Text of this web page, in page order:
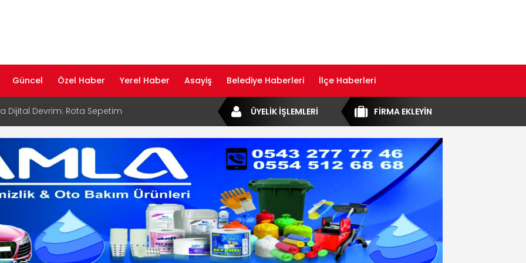
Güncel Özel Haber Yerel Haber Asayiş Belediye Haberleri İlçe Haberleri
Dijital Devrim: Rota Sepetim
Bölge Müdürü Makam Koltuğunu
Rehberi ile Google ve Yapay Zeka
Öne Çıkın
Rehberi Hizmete Girdi
Yayın Hayatına Başladı | Hızlı ve Akıllı
FİRMA EKLEYİN
ÜYELİK İŞLEMLERİ